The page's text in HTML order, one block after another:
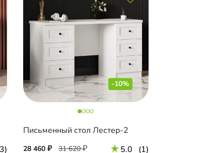
-10%
Письменный стол Лестер-2
28 460 31 620 5.0 (1)